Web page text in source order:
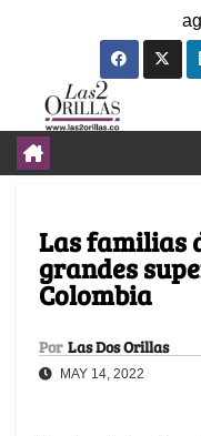
Las familias
grandes
Colombia
Por Las Dos Orillas
MAY 14, 2022